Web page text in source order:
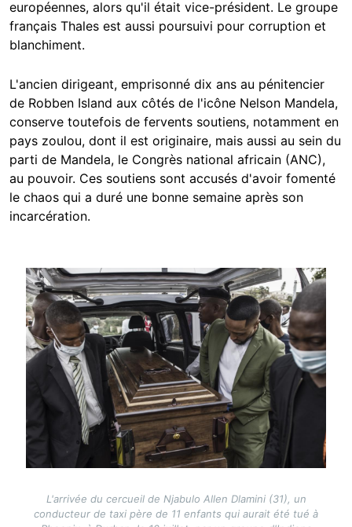
européennes, alors qu'il était vice-président. Le groupe
français Thales est aussi poursuivi pour corruption et
blanchiment.
L'ancien dirigeant, emprisonné dix ans au pénitencier
de Robben Island aux côtés de l'icône Nelson Mandela,
conserve toutefois de fervents soutiens, notamment en
pays zoulou, dont il est originaire, mais aussi au sein du
parti de Mandela, le Congrès national africain (ANC),
au pouvoir. Ces soutiens sont accusés d'avoir fomenté
le chaos qui a duré une bonne semaine après son
incarcération.
Image
L'arrivée du cercueil de Njabulo Allen Dlamini (31), un
conducteur de taxi père de 11 enfants qui aurait été tué à